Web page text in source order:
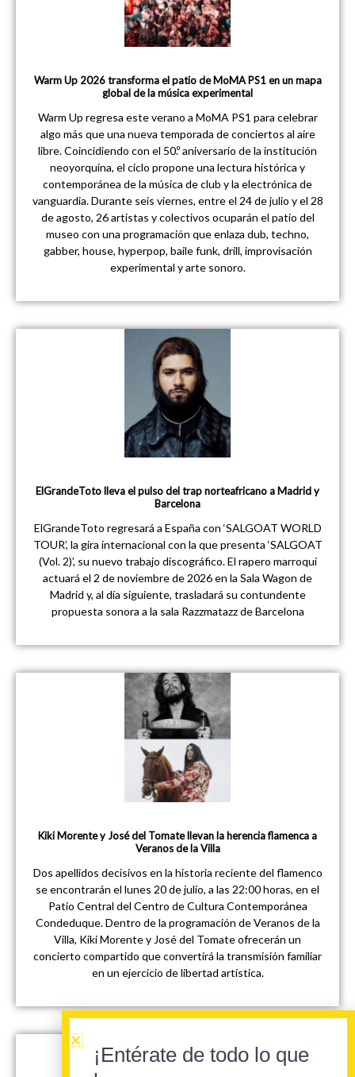
Warm Up 2026 transforma el patio de MoMA PS1 en un mapa
global de la música experimental
Warm Up regresa este verano a MoMA PS1 para celebrar
algo más que una nueva temporada de conciertos al aire
libre. Coincidiendo con el 50.º aniversario de la institución
neoyorquina, el ciclo propone una lectura histórica y
contemporánea de la música de club y la electrónica de
vanguardia. Durante seis viernes, entre el 24 de julio y el 28
de agosto, 26 artistas y colectivos ocuparán el patio del
museo con una programación que enlaza dub, techno,
gabber, house, hyperpop, baile funk, drill, improvisación
experimental y arte sonoro.
ElGrandeToto lleva el pulso del trap norteafricano a Madrid y
Barcelona
ElGrandeToto regresará a España con ‘SALGOAT WORLD
TOUR’, la gira internacional con la que presenta ‘SALGOAT
(Vol. 2)’, su nuevo trabajo discográfico. El rapero marroquí
actuará el 2 de noviembre de 2026 en la Sala Wagon de
Madrid y, al día siguiente, trasladará su contundente
propuesta sonora a la sala Razzmatazz de Barcelona
Kiki Morente y José del Tomate llevan la herencia flamenca a
Veranos de la Villa
Dos apellidos decisivos en la historia reciente del flamenco
se encontrarán el lunes 20 de julio, a las 22:00 horas, en el
Patio Central del Centro de Cultura Contemporánea
Condeduque. Dentro de la programación de Veranos de la
Villa, Kiki Morente y José del Tomate ofrecerán un
concierto compartido que convertirá la transmisión familiar
en un ejercicio de libertad artística.
¡Entérate de todo lo que